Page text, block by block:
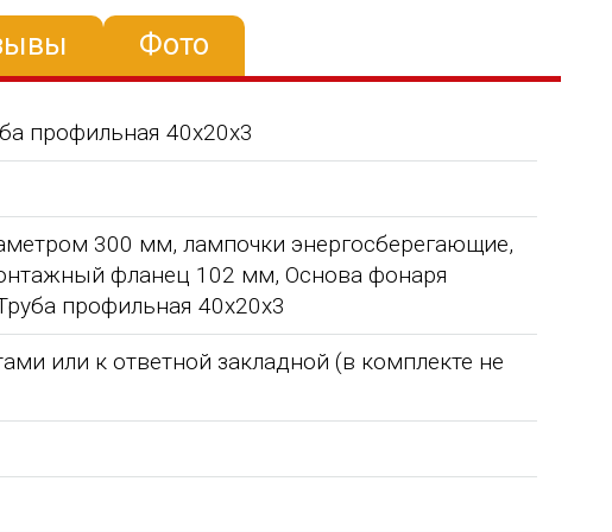
Фото
профильная 40х20х3
300 мм, лампочки энергосберегающие,
фланец 102 мм, Основа фонаря
профильная 40х20х3
или к ответной закладной (в комплекте не